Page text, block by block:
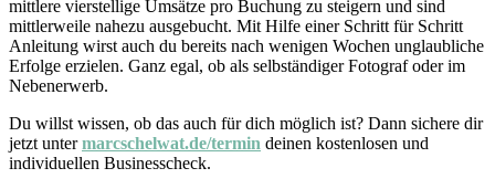
mittlere vierstellige Umsätze pro Buchung zu steigern und sind
mittlerweile nahezu ausgebucht. Mit Hilfe einer Schritt für Schritt
Anleitung wirst auch du bereits nach wenigen Wochen unglaubliche
Erfolge erzielen. Ganz egal, ob als selbständiger Fotograf oder im
Nebenerwerb.
Du willst wissen, ob das auch für dich möglich ist? Dann sichere dir
jetzt untermarcschelwat.de/termin deinen kostenlosen und
individuellen Businesscheck.